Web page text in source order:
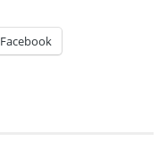
Facebook